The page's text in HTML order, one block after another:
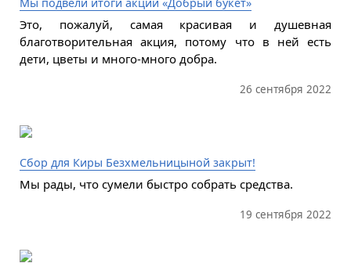
Это, пожалуй, самая красивая и душевная
благотворительная акция, потому что в ней есть
дети, цветы и много-много добра.
26 сентября 2022
Сбор для Киры Безхмельницыной закрыт!
Мы рады, что сумели быстро собрать средства.
19 сентября 2022